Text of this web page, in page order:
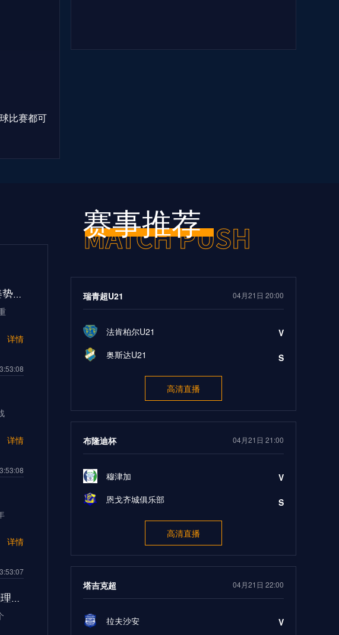
比赛都可
2026世界杯48队新格局：美加墨共筑足球盛宴，北美势力版图全面重构
详情
详情
详情
2026世界杯革命：AI芯片足球如何突破射门速度的物理极限
赛事推荐
瑞青超U21 04月21日 20:00
法肯柏尔U21
奥斯达U21
V
S
高清直播
布隆迪杯 04月21日 21:00
穆津加
恩戈齐城俱乐部
V
S
高清直播
塔吉克超 04月21日 22:00
拉夫沙安
V